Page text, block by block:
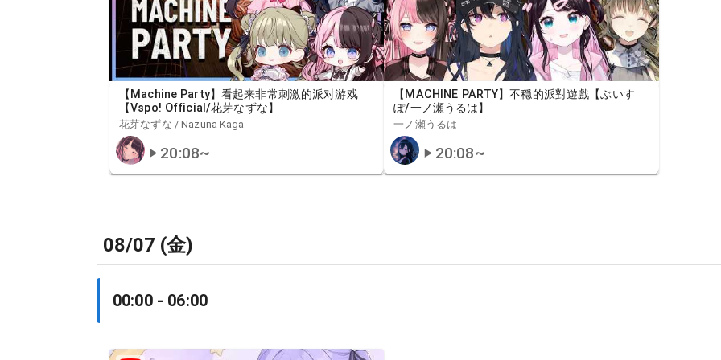
【Machine Party】看起来非常刺激的派对游戏
【Vspo! Official/花芽なずな】
花芽なずな / Nazuna Kaga
20:08~
【MACHINE PARTY】不穏的派對遊戲【ぶいす
ぽ/一ノ瀬うるは】
一ノ瀬うるは
20:08~
08/07 (金)
00:00 - 06:00